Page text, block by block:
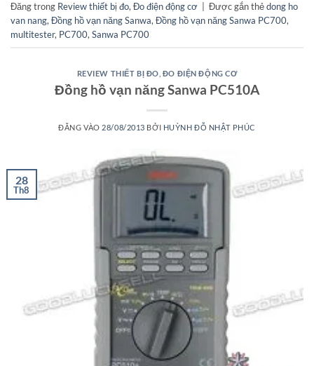
Đăng trong Review thiết bị đo,Đo điện động cơ Được gắn thẻdong ho
van nang,Đồng hồ vạn năng Sanwa,Đồng hồ vạn năng Sanwa PC700,
multitester, PC700,Sanwa PC700
REVIEW THIẾT BỊ ĐO ĐO ĐIỆN ĐỘNG CƠ
Đồng hồ vạn năng Sanwa PC510A
ĐĂNG VÀO 28/08/2013 BỞI HUỲNH ĐỖ NHẬT PHÚC
28
Th8